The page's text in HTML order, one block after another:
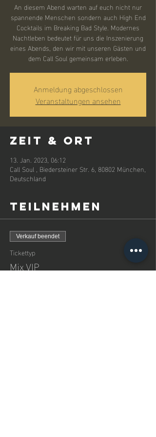
An diesem Abend warten auf euch nicht nur
spannende Menschen sondern auch High End
Cocktails im Breaking Bad Style. Modernes
Nachtleben bedeutet für uns die Inszenierung
eines Abends, den wir mit unseren Gästen und
dem Call Soul gemeinsam erleben.
Anmeldung abgeschlossen
Veranstaltungen ansehen
Zeit & Ort
13. Jan. 2023, 06:12
Call Soul , Biedersteiner Str. 6, 80802 München,
Deutschland
Teilnehmen
Verkauf beendet
Tickettyp
Mix VIP